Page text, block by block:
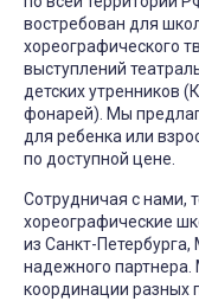
востребован для
хореографического
выступлений
детских утренников
фонарей). Мы
для ребенка или
по доступной цене.
Сотрудничая с нами,
хореографические
из Санкт-
надежного
координации разных